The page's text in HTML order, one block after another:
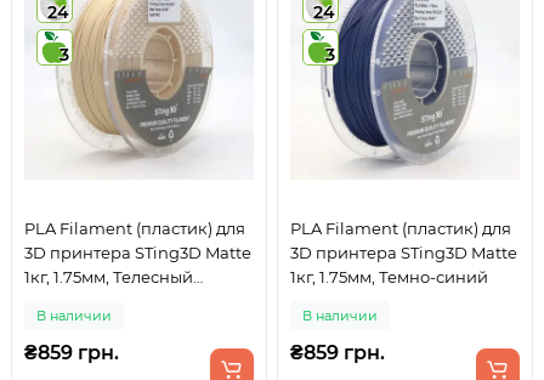
24
3
PLA Filament (пластик) для
3D принтера STing3D Matte
1кг, 1.75мм, Телесный
В наличии
₴859 грн.
24
3
PLA Filament (пластик) для
3D принтера STing3D Matte
1кг, 1.75мм, Темно-синий
В наличии
₴859 грн.